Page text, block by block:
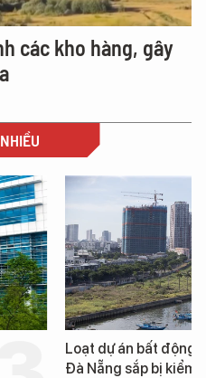
các kho hàng, gây
Loạt dự án bất động
Đà Nẵng sắp bị kiểm